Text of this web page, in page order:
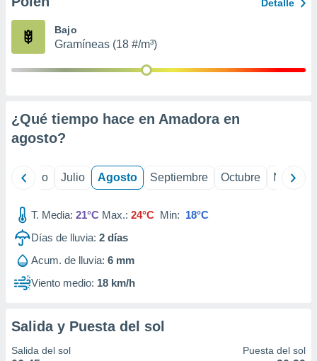
publicidad
1199
Detalle
Bajo
Gramíneas (18 #/m³)
¿Qué tiempo hace en Amadora en
agosto?
Junio Julio Agosto Septiembre Octubre
T. Media: 21°C Max.: 24°C Min: 18°C
Días de lluvia: 2 días
Acum. de lluvia: 6 mm
Viento medio: 18 km/h
Salida y Puesta del sol
Salida del sol Puesta del sol